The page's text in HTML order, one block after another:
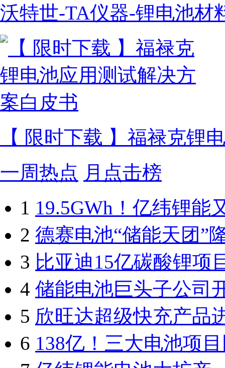
沃特世-TA仪器-锂电池材
【 限时下载 】福禄克锂
一周热点 月点击榜
1 19.5GWh！亿纬锂能
2 德赛电池“储能天团”
3 比亚迪15亿碳酸锂项
4 储能电池巨头子公司
5 欣旺达超级快充产品
6 138亿！三大电池项